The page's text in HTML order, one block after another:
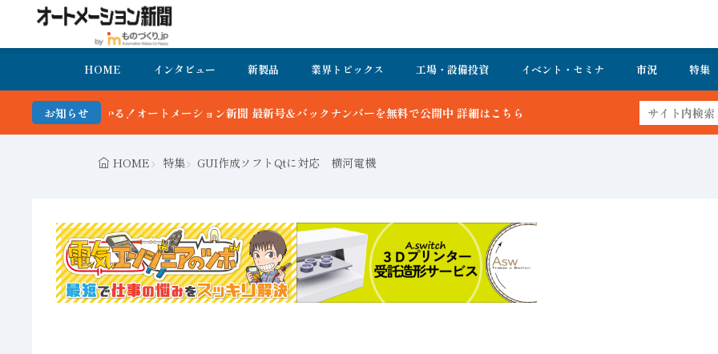
HOME インタビュー 新製品 業界トピックス 工場・設備投資 イベント・セミナ 市況 特集
お知らせ
ョン新聞 最新号＆バックナンバーを無料で公開中 詳細はこちら
HOME 特集 GUI作成ソフトQtに対応 横河電機